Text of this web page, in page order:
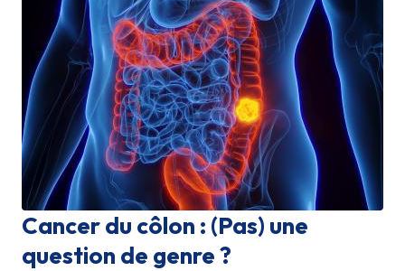
Cancer du côlon : (Pas) une
question de genre ?